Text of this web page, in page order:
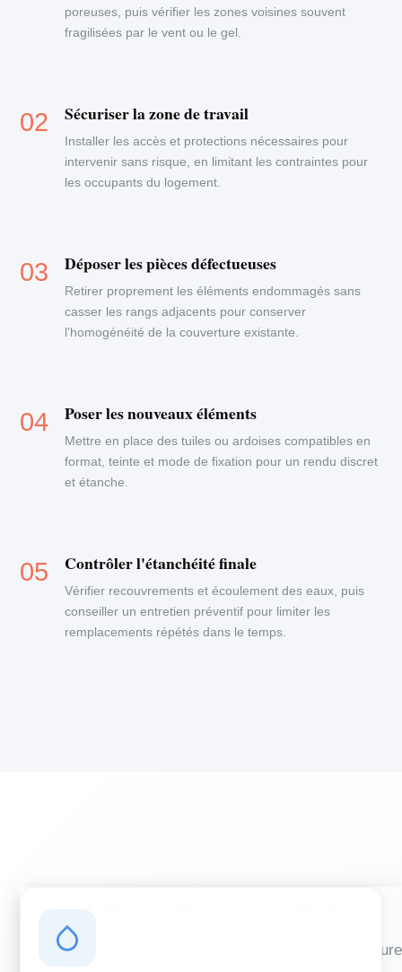
poreuses, puis vérifier les zones voisines souvent
fragilisées par le vent ou le gel.
Sécuriser la zone de travail
Installer les accès et protections nécessaires pour
intervenir sans risque, en limitant les contraintes pour
les occupants du logement.
Déposer les pièces défectueuses
Retirer proprement les éléments endommagés sans
casser les rangs adjacents pour conserver
l'homogénéité de la couverture existante.
Poser les nouveaux éléments
Mettre en place des tuiles ou ardoises compatibles en
format, teinte et mode de fixation pour un rendu discret
et étanche.
Contrôler l'étanchéité finale
Vérifier recouvrements et écoulement des eaux, puis
conseiller un entretien préventif pour limiter les
remplacements répétés dans le temps.
Des conditions qui influencent vos travaux de couverture